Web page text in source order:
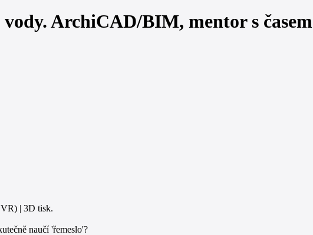
ArchiCAD/BIM, mentor s časem
| 3D tisk.
naučí 'řemeslo'?